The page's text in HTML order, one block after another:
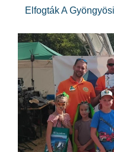
Elfogták A